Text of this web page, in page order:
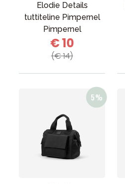
Elodie Details
tuttiteline Pimpernel
Pimpernel
€ 10
(€ 14)